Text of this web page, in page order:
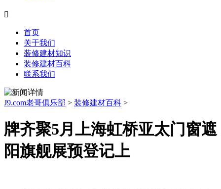

首页
关于我们
装修建材知识
装修建材百科
联系我们
J9.com老哥俱乐部 > 装修建材百科 >
牌齐聚5月上海虹桥亚太门窗遮
阳旗舰展预登记上